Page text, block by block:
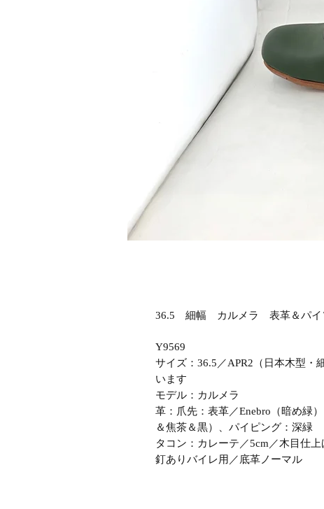
36.5 細幅 カルメラ 表革＆パ
Y9569
サイズ：36.5／APR2（日本木型・
います
モデル：カルメラ
革：爪先：表革／Enebro（暗め緑
＆焦茶＆黒）、パイピング：深緑
タコン：カレーテ／5cm／木目仕上
釘ありバイレ用／底革ノーマル